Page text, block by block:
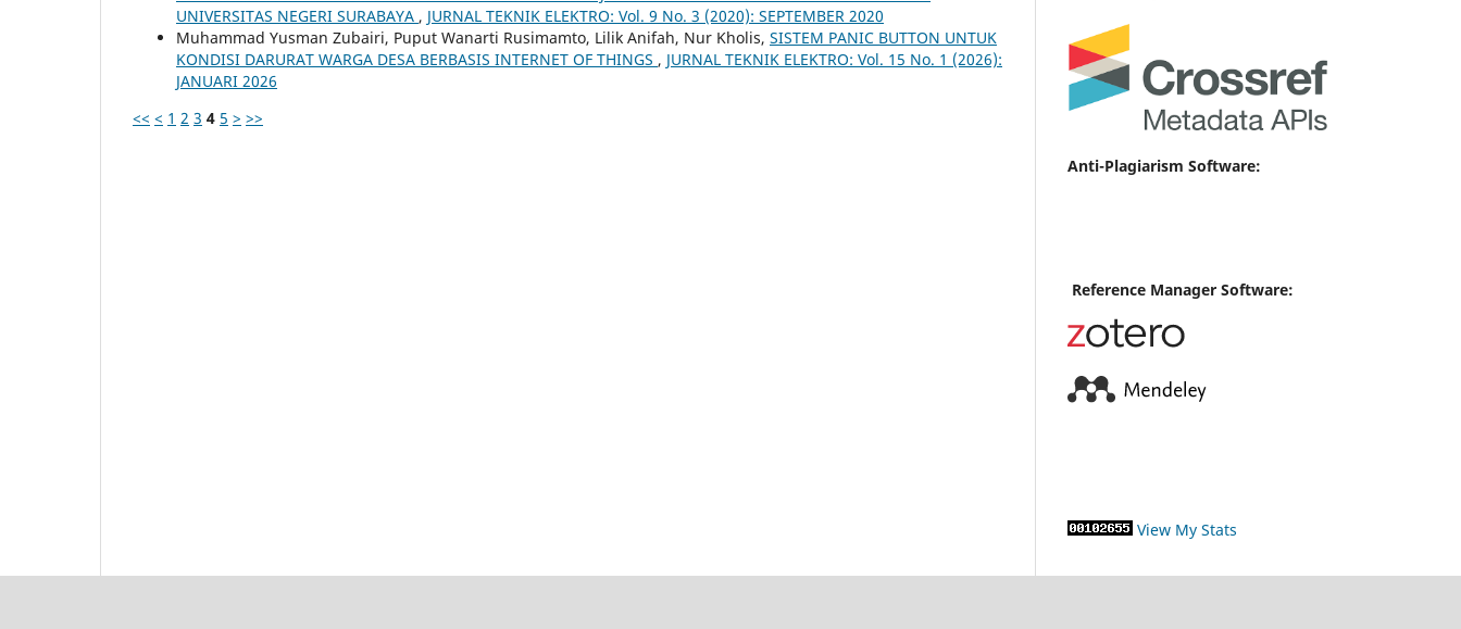
UNIVERSITAS NEGERI SURABAYA , JURNAL TEKNIK ELEKTRO: Vol. 9 No. 3 (2020): SEPTEMBER 2020
Muhammad Yusman Zubairi, Puput Wanarti Rusimamto, Lilik Anifah, Nur Kholis, SISTEM PANIC BUTTON UNTUK
KONDISI DARURAT WARGA DESA BERBASIS INTERNET OF THINGS , JURNAL TEKNIK ELEKTRO: Vol. 15 No. 1 (2026):
JANUARI 2026
<< < 1 2 3 4 5 > >>
Anti-Plagiarism Software:
Reference Manager Software:
View My Stats